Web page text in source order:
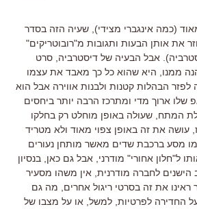
(כמה אינגברי מצידי), שעיה הזה בסדר
את אותן הבעות ותגובות מ"רובוטריקים"
אבל הבעיה של דיסטרביה, סרט
ממנו, היא שהוא כל כך מאבד את עצמו
הבהלות קטנות ולבנות אווירה אבל הוא
ארוך מדי ומתרכז הרבה יותר ביחסים
המתח, שעולה באופן מוחלט רק בחלקו
עושה את זה באופן צפוי מאוד ולא מטריד
מסע ברכבת שדים מאשר מותחן נעורים
ל"חלון אחורי" מודרני, אבל גם כאן, בנסיון
לחברה מודרנית, אין משהו מסעיר
ראינו את זה בסרטי ריגול אחרים, מה גם
החדירה לפרטיות, למשל, או על מצבו של